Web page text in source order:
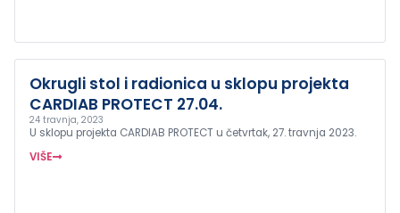
Okrugli stol i radionica u sklopu projekta
CARDIAB PROTECT 27.04.
24 travnja, 2023
U sklopu projekta CARDIAB PROTECT u četvrtak, 27. travnja 2023.
VIŠE